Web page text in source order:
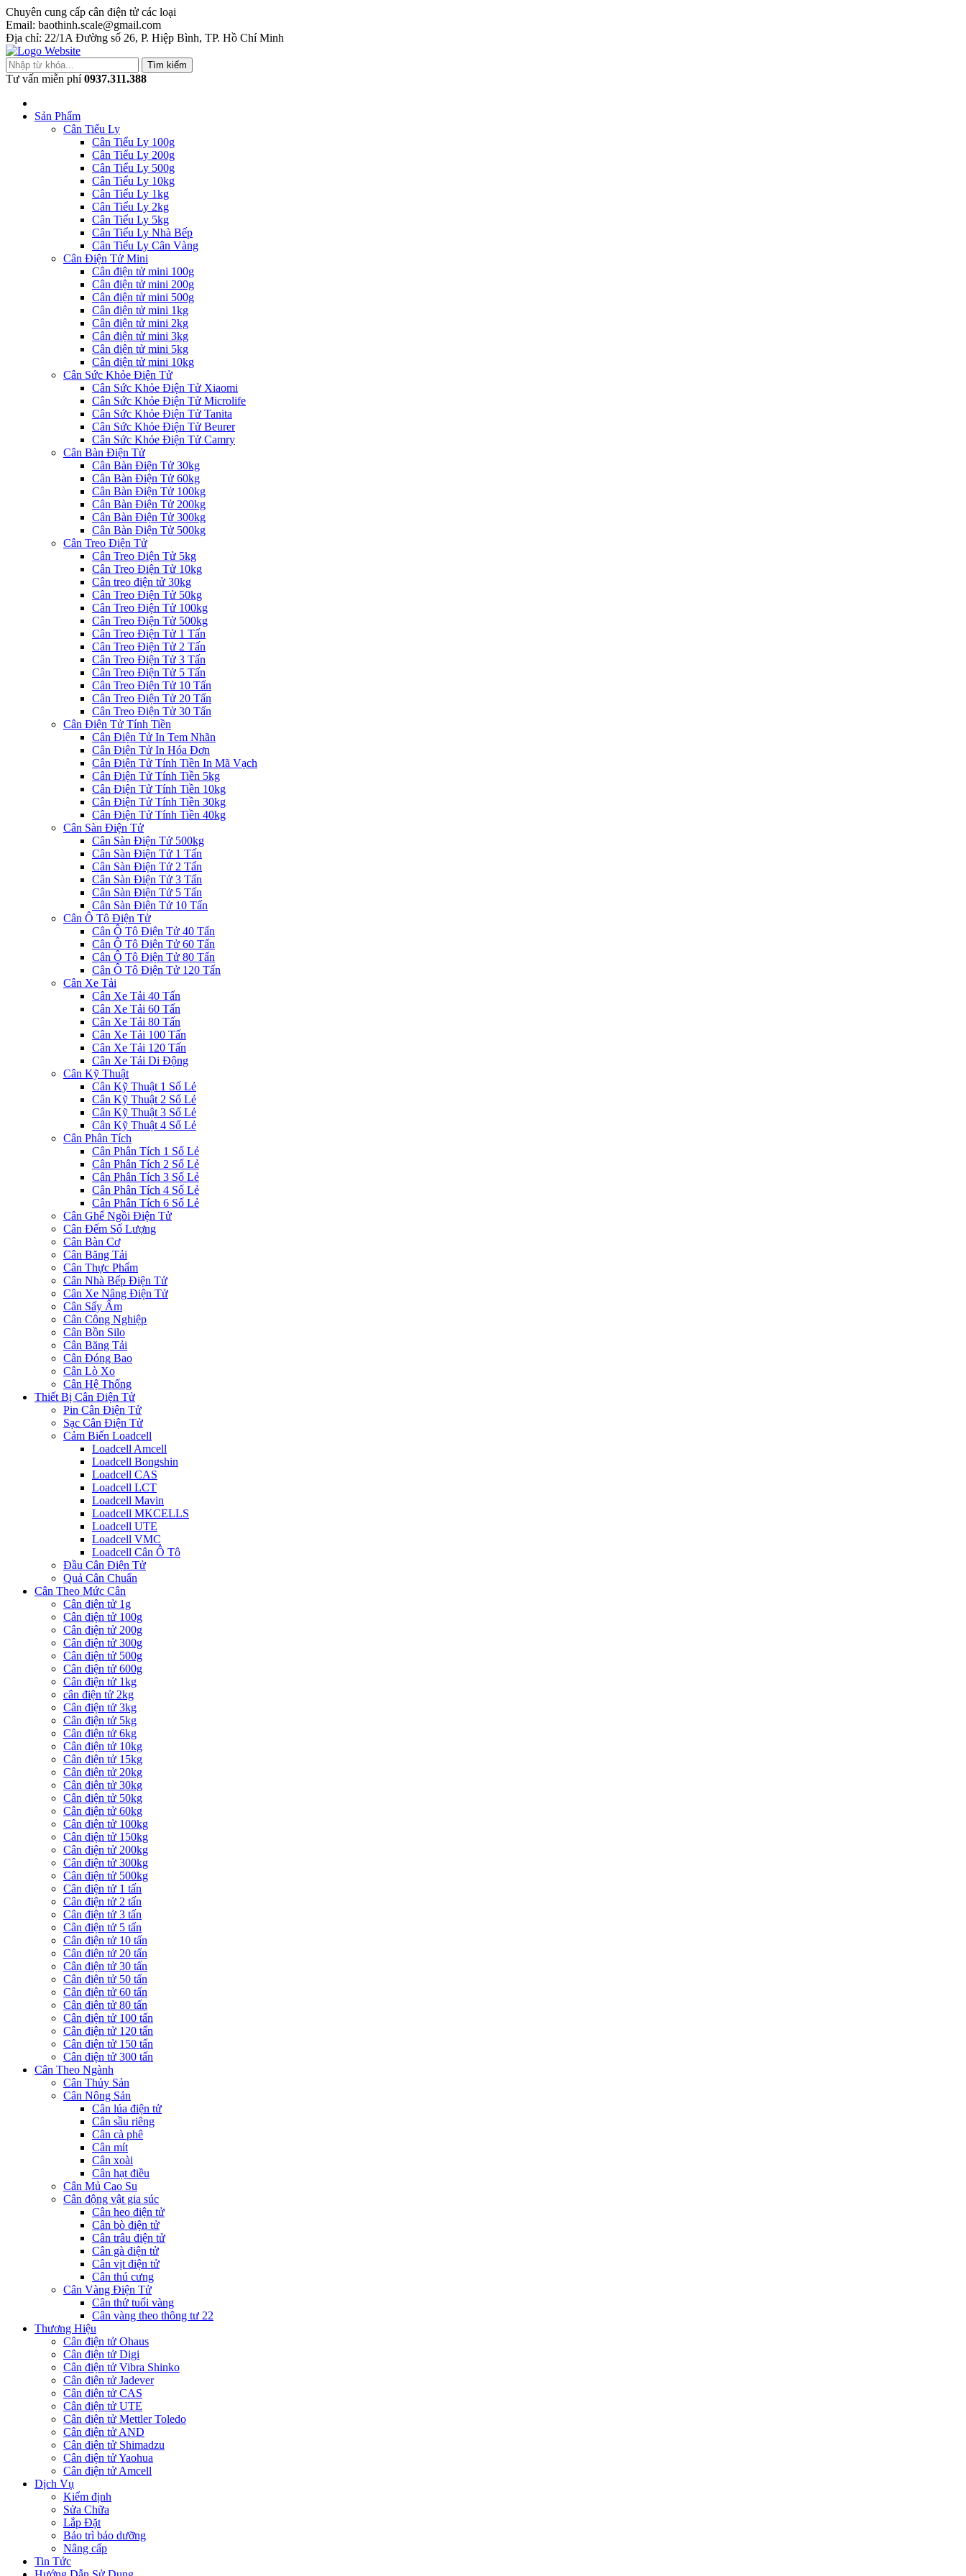
Chuyên cung cấp cân điện tử các loại
Email: baothinh.scale@gmail.com
Địa chỉ: 22/1A Đường số 26, P. Hiệp Bình, TP. Hồ Chí Minh
Tìm kiếm
Tư vấn miễn phí 0937.311.388
Sản Phẩm
Cân Tiểu Ly
Cân Tiểu Ly 100g
Cân Tiểu Ly 200g
Cân Tiểu Ly 500g
Cân Tiểu Ly 10kg
Cân Tiểu Ly 1kg
Cân Tiểu Ly 2kg
Cân Tiểu Ly 5kg
Cân Tiểu Ly Nhà Bếp
Cân Tiểu Ly Cân Vàng
Cân Điện Tử Mini
Cân điện tử mini 100g
Cân điện tử mini 200g
Cân điện tử mini 500g
Cân điện tử mini 1kg
Cân điện tử mini 2kg
Cân điện tử mini 3kg
Cân điện tử mini 5kg
Cân điện tử mini 10kg
Cân Sức Khỏe Điện Tử
Cân Sức Khỏe Điện Tử Xiaomi
Cân Sức Khỏe Điện Tử Microlife
Cân Sức Khỏe Điện Tử Tanita
Cân Sức Khỏe Điện Tử Beurer
Cân Sức Khỏe Điện Tử Camry
Cân Bàn Điện Tử
Cân Bàn Điện Tử 30kg
Cân Bàn Điện Tử 60kg
Cân Bàn Điện Tử 100kg
Cân Bàn Điện Tử 200kg
Cân Bàn Điện Tử 300kg
Cân Bàn Điện Tử 500kg
Cân Treo Điện Tử
Cân Treo Điện Tử 5kg
Cân Treo Điện Tử 10kg
Cân treo điện tử 30kg
Cân Treo Điện Tử 50kg
Cân Treo Điện Tử 100kg
Cân Treo Điện Tử 500kg
Cân Treo Điện Tử 1 Tấn
Cân Treo Điện Tử 2 Tấn
Cân Treo Điện Tử 3 Tấn
Cân Treo Điện Tử 5 Tấn
Cân Treo Điện Tử 10 Tấn
Cân Treo Điện Tử 20 Tấn
Cân Treo Điện Tử 30 Tấn
Cân Điện Tử Tính Tiền
Cân Điện Tử In Tem Nhãn
Cân Điện Tử In Hóa Đơn
Cân Điện Tử Tính Tiền In Mã Vạch
Cân Điện Tử Tính Tiền 5kg
Cân Điện Tử Tính Tiền 10kg
Cân Điện Tử Tính Tiền 30kg
Cân Điện Tử Tính Tiền 40kg
Cân Sàn Điện Tử
Cân Sàn Điện Tử 500kg
Cân Sàn Điện Tử 1 Tấn
Cân Sàn Điện Tử 2 Tấn
Cân Sàn Điện Tử 3 Tấn
Cân Sàn Điện Tử 5 Tấn
Cân Sàn Điện Tử 10 Tấn
Cân Ô Tô Điện Tử
Cân Ô Tô Điện Tử 40 Tấn
Cân Ô Tô Điện Tử 60 Tấn
Cân Ô Tô Điện Tử 80 Tấn
Cân Ô Tô Điện Tử 120 Tấn
Cân Xe Tải
Cân Xe Tải 40 Tấn
Cân Xe Tải 60 Tấn
Cân Xe Tải 80 Tấn
Cân Xe Tải 100 Tấn
Cân Xe Tải 120 Tấn
Cân Xe Tải Di Động
Cân Kỹ Thuật
Cân Kỹ Thuật 1 Số Lẻ
Cân Kỹ Thuật 2 Số Lẻ
Cân Kỹ Thuật 3 Số Lẻ
Cân Kỹ Thuật 4 Số Lẻ
Cân Phân Tích
Cân Phân Tích 1 Số Lẻ
Cân Phân Tích 2 Số Lẻ
Cân Phân Tích 3 Số Lẻ
Cân Phân Tích 4 Số Lẻ
Cân Phân Tích 6 Số Lẻ
Cân Ghế Ngồi Điện Tử
Cân Đếm Số Lượng
Cân Bàn Cơ
Cân Băng Tải
Cân Thực Phẩm
Cân Nhà Bếp Điện Tử
Cân Xe Nâng Điện Tử
Cân Sấy Ẩm
Cân Công Nghiệp
Cân Bồn Silo
Cân Băng Tải
Cân Đóng Bao
Cân Lò Xo
Cân Hệ Thống
Thiết Bị Cân Điện Tử
Pin Cân Điện Tử
Sạc Cân Điện Tử
Cảm Biến Loadcell
Loadcell Amcell
Loadcell Bongshin
Loadcell CAS
Loadcell LCT
Loadcell Mavin
Loadcell MKCELLS
Loadcell UTE
Loadcell VMC
Loadcell Cân Ô Tô
Đầu Cân Điện Tử
Quả Cân Chuẩn
Cân Theo Mức Cân
Cân điện tử 1g
Cân điện tử 100g
Cân điện tử 200g
Cân điện tử 300g
Cân điện tử 500g
Cân điện tử 600g
Cân điện tử 1kg
cân điện tử 2kg
Cân điện tử 3kg
Cân điện tử 5kg
Cân điện tử 6kg
Cân điện tử 10kg
Cân điện tử 15kg
Cân điện tử 20kg
Cân điện tử 30kg
Cân điện tử 50kg
Cân điện tử 60kg
Cân điện tử 100kg
Cân điện tử 150kg
Cân điện tử 200kg
Cân điện tử 300kg
Cân điện tử 500kg
Cân điện tử 1 tấn
Cân điện tử 2 tấn
Cân điện tử 3 tấn
Cân điện tử 5 tấn
Cân điện tử 10 tấn
Cân điện tử 20 tấn
Cân điện tử 30 tấn
Cân điện tử 50 tấn
Cân điện tử 60 tấn
Cân điện tử 80 tấn
Cân điện tử 100 tấn
Cân điện tử 120 tấn
Cân điện tử 150 tấn
Cân điện tử 300 tấn
Cân Theo Ngành
Cân Thủy Sản
Cân Nông Sản
Cân lúa điện tử
Cân sầu riêng
Cân cà phê
Cân mít
Cân xoài
Cân hạt điều
Cân Mủ Cao Su
Cân động vật gia súc
Cân heo điện tử
Cân bò điện tử
Cân trâu điện tử
Cân gà điện tử
Cân vịt điện tử
Cân thú cưng
Cân Vàng Điện Tử
Cân thử tuổi vàng
Cân vàng theo thông tư 22
Thương Hiệu
Cân điện tử Ohaus
Cân điện tử Digi
Cân điện tử Vibra Shinko
Cân điện tử Jadever
Cân điện tử CAS
Cân điện tử UTE
Cân điện tử Mettler Toledo
Cân điện tử AND
Cân điện tử Shimadzu
Cân điện tử Yaohua
Cân điện tử Amcell
Dịch Vụ
Kiểm định
Sửa Chữa
Lắp Đặt
Bảo trì bảo dưỡng
Nâng cấp
Tin Tức